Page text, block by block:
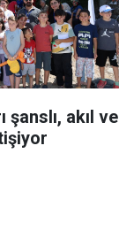
şanslı, akıl ve